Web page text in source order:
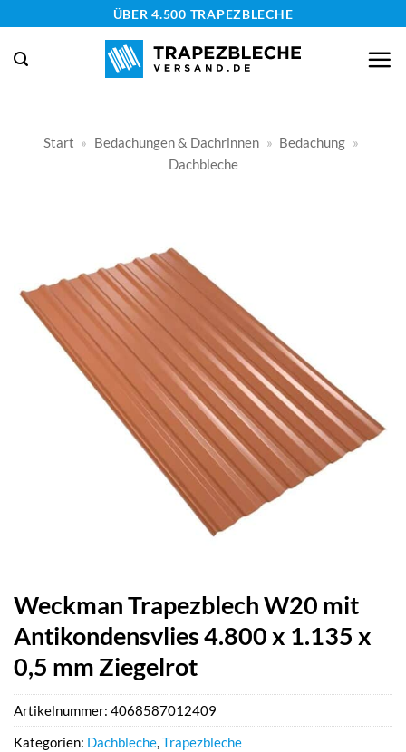
springen
ÜBER 4.500 TRAPEZBLECHE
Start » Bedachungen & Dachrinnen » Bedachung »
Dachbleche
Weckman Trapezblech W20 mit
Antikondensvlies 4.800 x 1.135 x
0,5 mm Ziegelrot
Artikelnummer: 4068587012409
Kategorien: Dachbleche,Trapezbleche